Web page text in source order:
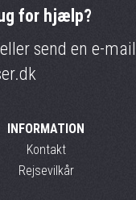
for hjælp?
eller send en e-mail
INFORMATION
Kontakt
Rejsevilkår